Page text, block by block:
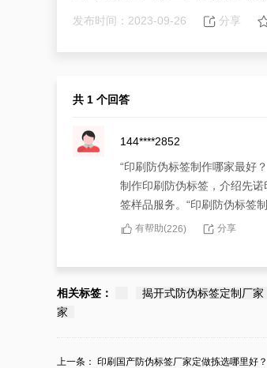
发布时间：2023-09-26 分享
共 1 个回答
144****2852
“印刷防伪标签制作哪家最好
制作印刷防伪标签，介绍先
签样品服务。“印刷防伪标签
有帮助(226) 分享
相关标签： 揭开式防伪标签定制厂家
家
上一条： 印刷国产防伪标签厂家定做拣选哪里好？